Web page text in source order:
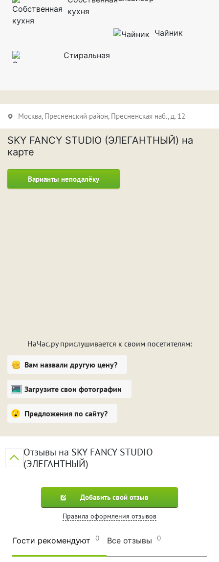
кухня
Стиральная
Чайник
Москва, Пресненский район, Пресненская наб., д. 12
SKY FANCY STUDIO (ЭЛЕГАНТНЫЙ) на
карте
Варианты неподалёку
НаЧас.ру прислушивается к своим посетителям:
Вам назвали другую цену?
Загрузите свои фотографии
Предложения по сайту?
Отзывы на SKY FANCY STUDIO
(ЭЛЕГАНТНЫЙ)
Добавить свой отзыв
Правила оформления отзывов
Гости рекомендуют 0 Все отзывы 0